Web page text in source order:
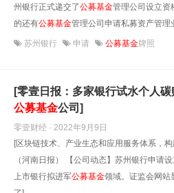
州银行正式递交了公募基金管理公司设立资
的还有公募基金管理公司申请私募资产管
苏州银行 申请 公募基金牌照
[零壹日报：多家银行试水个人
公募基金公司]
零壹财经 · 2022年9月9日
[区块链技术、产业生态和应用服务体系，构
（河南日报） 【公司动态】苏州银行申请
上市银行拟进军公募基金领域。证监会网站